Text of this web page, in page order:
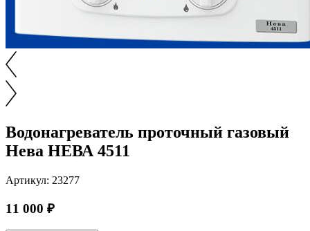
Водонагреватель проточный газовый
Нева НЕВА 4511
Артикул: 23277
11 000 ₽